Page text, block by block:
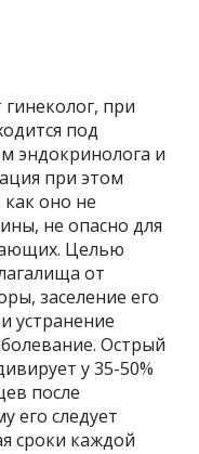
при
под
эндокринолога и
при этом
как оно не
не опасно для
Целью
от
заселение его
устранение
Острый
у 35-50%
после
его следует
сроки каждой